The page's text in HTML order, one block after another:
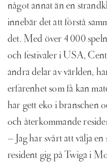
något annat än en
innebär det att förstå
det. Med över 4 000
och festivaler i USA,
andra delar av världen,
erfarenhet som få kan
har gett eko i branschen
och återkommande
– Jag har svårt att välja
resident gig på Twiga i